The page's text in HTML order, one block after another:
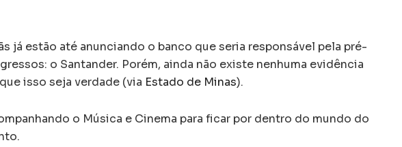
já estão até anunciando o banco que seria responsável pela pré-
o Santander. Porém, ainda não existe nenhuma evidência
isso seja verdade (via Estado de Minas).
o Música e Cinema para ficar por dentro do mundo do